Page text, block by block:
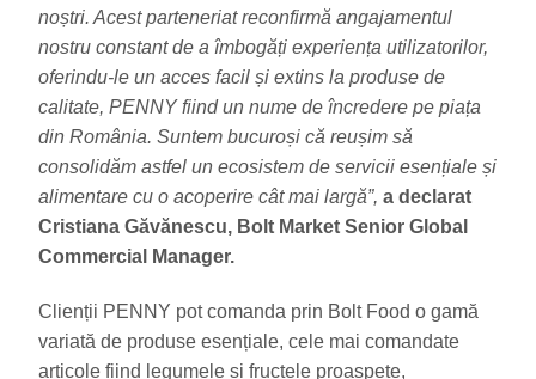
noștri. Acest parteneriat reconfirmă angajamentul
nostru constant de a îmbogăți experiența utilizatorilor,
oferindu-le un acces facil și extins la produse de
calitate, PENNY fiind un nume de încredere pe piața
din România. Suntem bucuroși că reușim să
consolidăm astfel un ecosistem de servicii esențiale și
alimentare cu o acoperire cât mai largă”, a declarat
Cristiana Găvănescu, Bolt Market Senior Global
Commercial Manager.
Clienții PENNY pot comanda prin Bolt Food o gamă
variată de produse esențiale, cele mai comandate
articole fiind legumele și fructele proaspete,